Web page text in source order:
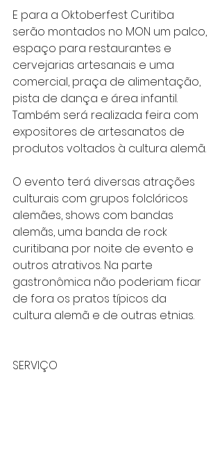
E para a Oktoberfest Curitiba
serão montados no MON um palco,
espaço para restaurantes e
cervejarias artesanais e uma
comercial, praça de alimentação,
pista de dança e área infantil.
Também será realizada feira com
expositores de artesanatos de
produtos voltados à cultura alemã.
O evento terá diversas atrações
culturais com grupos folclóricos
alemães, shows com bandas
alemãs, uma banda de rock
curitibana por noite de evento e
outros atrativos. Na parte
gastronômica não poderiam ficar
de fora os pratos típicos da
cultura alemã e de outras etnias.
SERVIÇO